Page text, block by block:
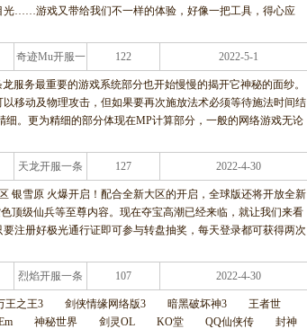
光……游戏又带给我们不一样的体验，好像一把工具，得心应
奇迹Mu开服一
条龙服务
122 2022-5-1
服务最重要的游戏系统部分也开始慢慢的揭开它神秘的面纱。
移动及物理攻击，但如果要再次施放法术必须等待施法时间结
。更为精细的部分体现在MP计算部分，一般的网络游戏无论
天龙开服一条
龙服务
127 2022-4-30
银雪原 火爆开启！配合全新大区的开启，全球版还将开放全新
顶级仙兵等至尊内容。现在夺宝高潮已经来临，就让我们来看
注册好极光通行证即可参与转盘抽奖，每天登录都可获得两次
烈焰开服一条
龙服务
107 2022-4-30
王3 剑侠情缘网络版3 暗黑破坏神3 王者世
神秘世界 剑灵OL KO堂 QQ仙侠传 封神